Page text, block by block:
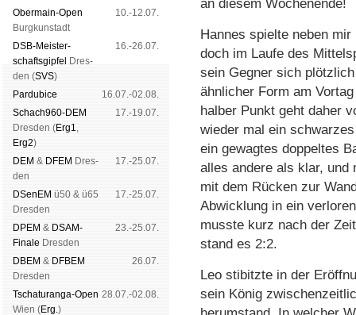
Ober­main-Open
Burg­kun­stadt
10.-12.07.
DSB-Meister­
schafts­gipfel
Dres­
den (SVS)
16.-26.07.
Pardu­bice
16.07.-02.08.
Schach960-DEM
Dres­den (Erg1,
Erg2)
17.-19.07.
DEM & DFEM Dres­
den
17.-25.07.
DSenEM ü50 & ü65
Dres­den
17.-25.07.
DPEM & DSAM-
Finale Dres­den
23.-25.07.
DBEM & DFBEM
Dres­den
26.07.
Tschaturanga-Open
Wien (Erg.)
28.07.-02.08.
an diesem Wochenende!
Hannes spielte neben
doch im Laufe des
sein Gegner sich
ähnlicher Form am
halber Punkt geht daher
wieder mal ein
ein gewagtes doppeltes
alles andere als klar, und
mit dem Rücken zur
Abwicklung in ein
musste kurz nach der
stand es 2:2.
Leo stibitzte in der
sein König